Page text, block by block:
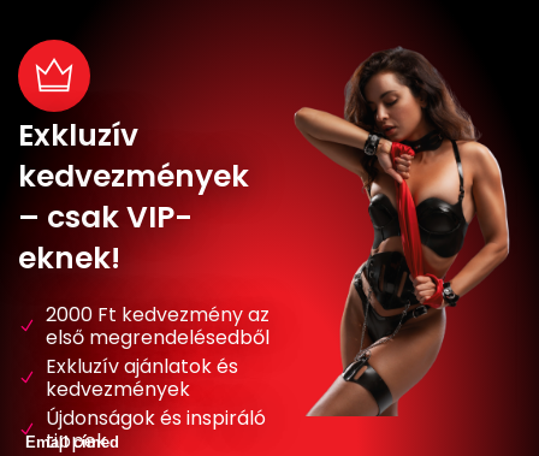
Exkluzív
kedvezmények
– csak VIP-
eknek!
2000 Ft kedvezmény az
első megrendelésedből
Exkluzív ajánlatok és
kedvezmények
Újdonságok és inspiráló
tippek
Email címed